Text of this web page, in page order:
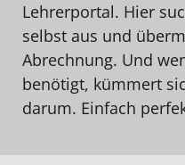
Lehrerportal. Hier
selbst aus und
Abrechnung. Und
benötigt, kümmert
darum. Einfach